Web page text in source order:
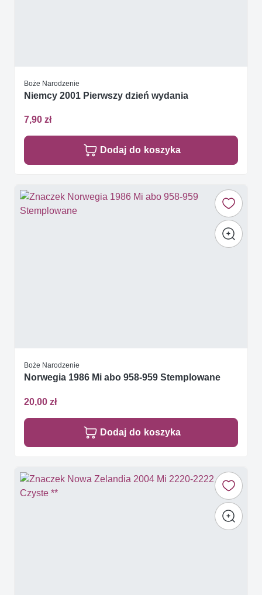
Boże Narodzenie
Niemcy 2001 Pierwszy dzień wydania
7,90 zł
Dodaj do koszyka
Boże Narodzenie
Norwegia 1986 Mi abo 958-959 Stemplowane
20,00 zł
Dodaj do koszyka